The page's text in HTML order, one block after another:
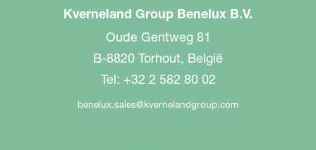
Kverneland Group Benelux B.V.
Oude Gentweg 81
B-8820 Torhout, België
Tel: +32 2 582 80 02
benelux.sales@kvernelandgroup.com